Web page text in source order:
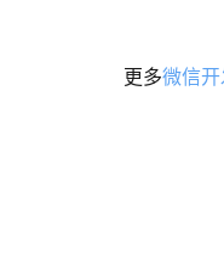
更多微信开